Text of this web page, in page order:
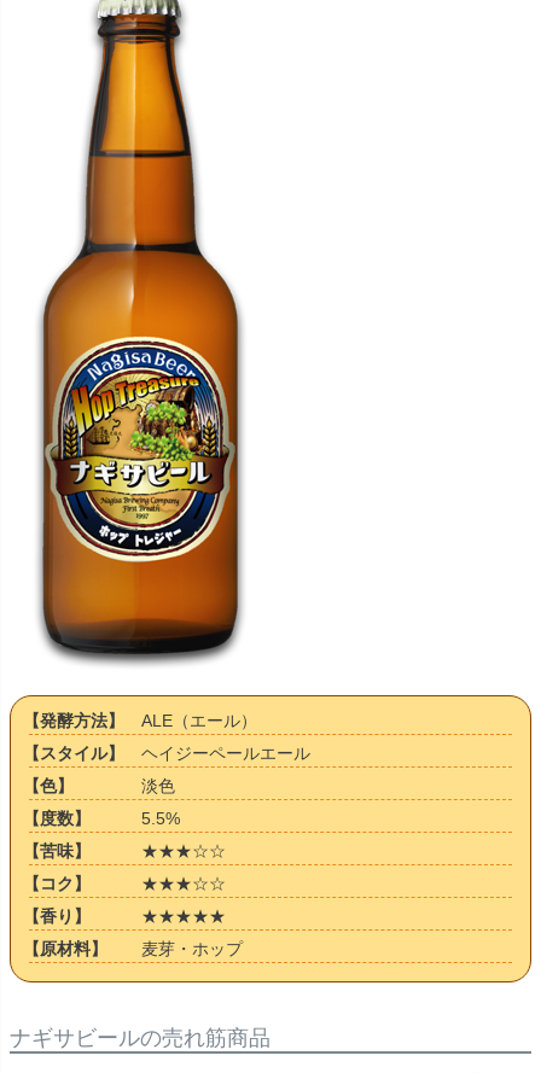
【発酵方法】
ALE（エール）
【スタイル】
ヘイジーペールエール
【色】
淡色
【度数】
5.5%
【苦味】
★★★☆☆
【コク】
★★★☆☆
【香り】
★★★★★
【原材料】
麦芽・ホップ
ナギサビールの売れ筋商品